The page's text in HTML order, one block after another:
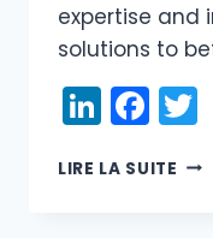
expertise and
solutions to
LIRE LA SUITE DRS